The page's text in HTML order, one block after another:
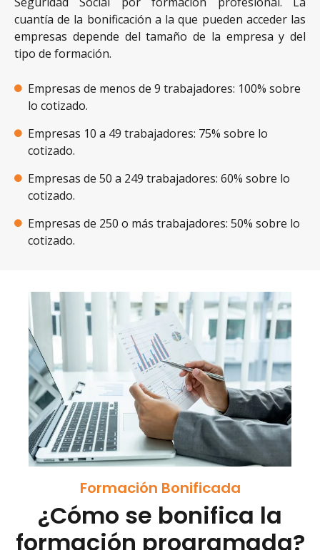
cuantía de la bonificación a la que pueden acceder las
empresas depende del tamaño de la empresa y del
tipo de formación.
Empresas de menos de 9 trabajadores: 100% sobre
lo cotizado.
Empresas 10 a 49 trabajadores: 75% sobre lo
cotizado.
Empresas de 50 a 249 trabajadores: 60% sobre lo
cotizado.
Empresas de 250 o más trabajadores: 50% sobre lo
cotizado.
Formación Bonificada
¿Cómo se bonifica la
formación programada?